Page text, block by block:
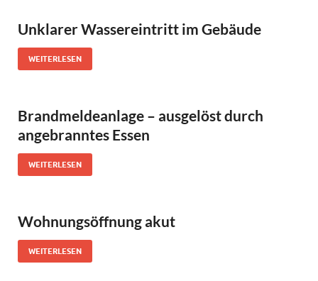
Unklarer Wassereintritt im Gebäude
WEITERLESEN
Brandmeldeanlage – ausgelöst durch
angebranntes Essen
WEITERLESEN
Wohnungsöffnung akut
WEITERLESEN